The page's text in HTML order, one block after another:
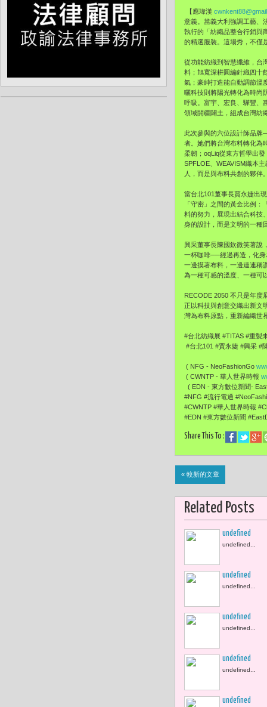
【應瑋漢
意義。當義大利強調工藝、
執行的「紡織品整合行銷與
的精選服裝。這場秀，不僅
從功能紡織到智慧纖維，台
料；旭寬深耕圓編針織四十
氣；豪紳打造能自動調節溫
曬科技則將陽光轉化為時尚
呼吸。富宇、宏良、驊豐、
領域開疆闢土，組成台灣紡
此次參與的六位設計師品
者。她們將台灣布料轉化為
柔韌；oqLiq從東方哲學出
SPFLOE、WEAVISM織本
人，而是與布料共創的夥
當台北101董事長賈永婕出
「守密」之間的黃金比例
料的努力，展現出結合科技
身的設計，而是文明的一種
興采董事長陳國欽微笑著說
一杯咖啡──經過再造，化身
一邊摸著布料，一邊連連稱
為一種可感的溫度、一種可
RECODE 2050 不只是年度
正以科技與創意交織出新文
灣為布料原點，重新編織世
#台北紡織展 #TITAS #重製
#台北101 #賈永婕 #興采 #
( NFG - NeoFashionGo
( CWNTP - 華人世界時報
( EDN - 東方數位新聞-
#NFG #流行電通
#CWNTP #華人世界時報
#EDN #東方數位新聞
Share This To :
« 較新的文章
Related Posts
undefined
undefined...
undefined
undefined...
undefined
undefined...
undefined
undefined...
undefined